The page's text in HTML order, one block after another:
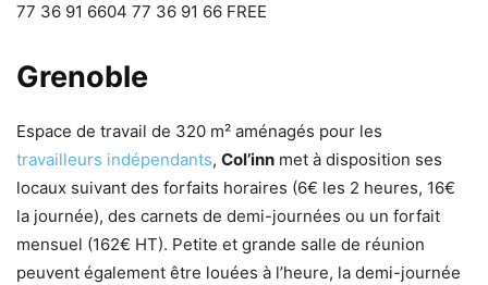
77 36 91 6604 77 36 91 66 FREE
Grenoble
Espace de travail de 320 m² aménagés pour les
travailleurs indépendants, Col’inn met à disposition ses
locaux suivant des forfaits horaires (6€ les 2 heures, 16€
la journée), des carnets de demi-journées ou un forfait
mensuel (162€ HT). Petite et grande salle de réunion
peuvent également être louées à l’heure, la demi-journée